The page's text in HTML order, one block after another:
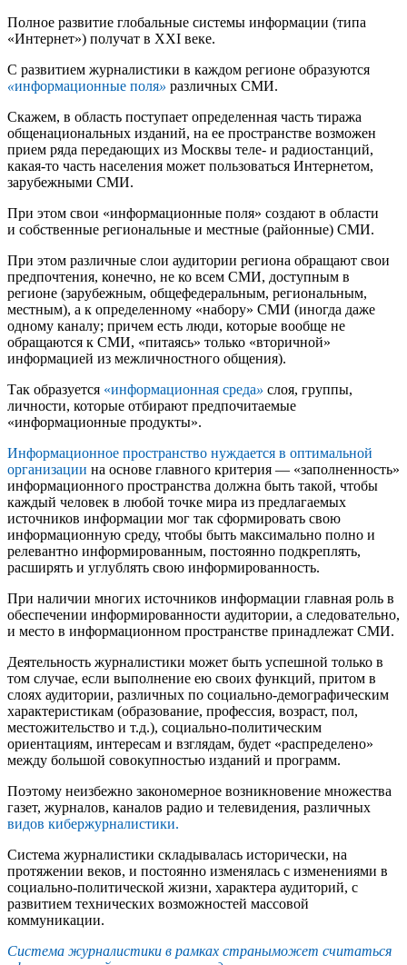
Полное развитие глобальные системы информации (типа
«Интернет») получат в XXI веке.
С развитием журналистики в каждом регионе образуются
«информационные поля» различных СМИ.
Скажем, в область поступает определенная часть тиража
общенациональных изданий, на ее пространстве возможен
прием ряда передающих из Москвы теле- и радиостанций,
какая-то часть населения может пользоваться Интернетом,
зарубежными СМИ.
При этом свои «информационные поля» создают в области
и собственные региональные и местные (районные) СМИ.
При этом различные слои аудитории региона обращают свои
предпочтения, конечно, не ко всем СМИ, доступным в
регионе (зарубежным, общефедеральным, региональным,
местным), а к определенному «набору» СМИ (иногда даже
одному каналу; причем есть люди, которые вообще не
обращаются к СМИ, «питаясь» только «вторичной»
информацией из межличностного общения).
Так образуется «информационная среда» слоя, группы,
личности, которые отбирают предпочитаемые
«информационные продукты».
Информационное пространство нуждается в оптимальной
организации на основе главного критерия — «заполненность»
информационного пространства должна быть такой, чтобы
каждый человек в любой точке мира из предлагаемых
источников информации мог так сформировать свою
информационную среду, чтобы быть максимально полно и
релевантно информированным, постоянно подкреплять,
расширять и углублять свою информированность.
При наличии многих источников информации главная роль в
обеспечении информированности аудитории, а следовательно,
и место в информационном пространстве принадлежат СМИ.
Деятельность журналистики может быть успешной только в
том случае, если выполнение ею своих функций, притом в
слоях аудитории, различных по социально-демографическим
характеристикам (образование, профессия, возраст, пол,
местожительство и т.д.), социально-политическим
ориентациям, интересам и взглядам, будет «распределено»
между большой совокупностью изданий и программ.
Поэтому неизбежно закономерное возникновение множества
газет, журналов, каналов радио и телевидения, различных
видов кибержурналистики.
Система журналистики складывалась исторически, на
протяжении веков, и постоянно изменялась с изменениями в
социально-политической жизни, характера аудиторий, с
развитием технических возможностей массовой
коммуникации.
Система журналистики в рамках страныможет считаться